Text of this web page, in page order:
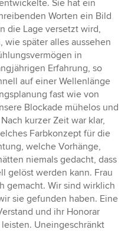
Sie hat ein
Worten ein Bild
die Lage versetzt wird,
später alles aussehen
in
Erfahrung, so
auf einer Wellenlänge
fast wie von
Blockade mühelos und
kurzer Zeit war klar,
Farbkonzept für die
welche Vorhänge,
niemals gedacht, dass
gelöst werden kann. Frau
gemacht. Wir sind wirklich
sie gefunden haben. Eine
und ihr Honorar
Uneingeschränkt